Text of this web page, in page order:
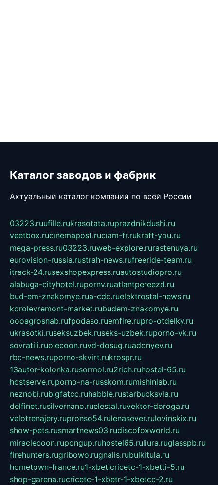
Каталог заводов и фабрик
Актуальный каталог компаний по всей России
03223.ruufille.rukrasotata.ruprazdnikdushi.ru
veetbox.rucinemapost.ruciam-fr.rukraft-you.ru
mega-press.ru03223.ruweb-explore.rurastenuya.ru
eurovision-russia.rustrah-news.rufreeride-team.ru
itrack-24.rusexshopexpress.ruautostudiopro.ru
alabuga-cityhotel.rupornv.ruatlantpereezd.ru
bud-em-znakomye.rua-cdc.ruelektrostal-news.ru
korolevremont-market.rubudem-znakomye.ru
oooagrosnab.rufpodaso.ruemfire.rupro-otdelky.ru
ukrasotki.ruseksuzbek.ruseks-uzbek.ruporno-vk.ru
sovratili.ruolecoon.ruvd-dosug.ruadonyev.ru
rbc-news.ruporno-skvirt.rukrospr.ru
13autor-kolonka.rusormol.ru2rich.ruhostel-65.ru
hostserve.ruporno-na-russkom.rumishinlab.ru
neznobi.rubigfatcc.ruhabble.rustarbucksvia.ru
delfinet.rusilvernano.ruelestal.ruvektor-doroga.ru
velotrenajery.rupronso54.rulenasever.rulovinskix.ru
show-pets.rusmartnews03.rudiscofoxworld.ru
miraclecoon.rupongup.ruhostel65.ruliura.ruglasspb.ru
firehunters.rugribowo.rugnalis.rubulkitula.ru
hometown-france.ru1-xbeticricetc-1-xbetti-5.ru
shop-garena.rucricetc-1-xbetr-1-xbetcc-2.ru